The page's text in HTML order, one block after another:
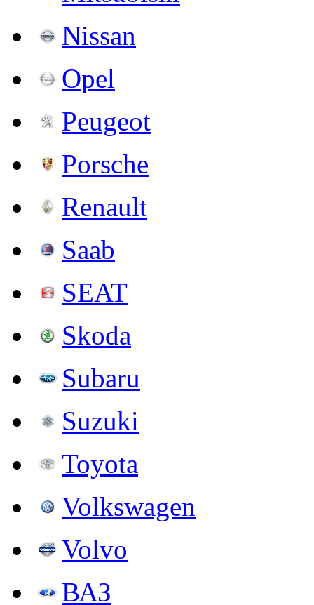
Nissan
Opel
Peugeot
Porsche
Renault
Saab
SEAT
Skoda
Subaru
Suzuki
Toyota
Volkswagen
Volvo
ВАЗ